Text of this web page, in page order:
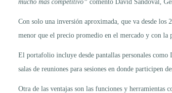
mucho más competitivo” comentó David Sandoval,
Con solo una inversión aproximada, que va desde los
menor que el precio promedio en el mercado y con la
El portafolio incluye desde pantallas personales
salas de reuniones para sesiones en donde participen
Otra de las ventajas son las funciones y